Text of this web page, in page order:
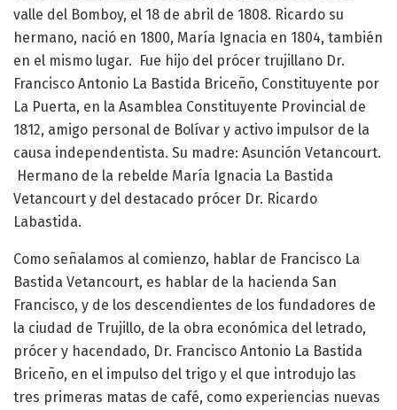
valle del Bomboy, el 18 de abril de 1808. Ricardo su
hermano, nació en 1800, María Ignacia en 1804, también
en el mismo lugar. Fue hijo del prócer trujillano Dr.
Francisco Antonio La Bastida Briceño, Constituyente por
La Puerta, en la Asamblea Constituyente Provincial de
1812, amigo personal de Bolívar y activo impulsor de la
causa independentista. Su madre: Asunción Vetancourt.
Hermano de la rebelde María Ignacia La Bastida
Vetancourt y del destacado prócer Dr. Ricardo
Labastida.
Como señalamos al comienzo, hablar de Francisco La
Bastida Vetancourt, es hablar de la hacienda San
Francisco, y de los descendientes de los fundadores de
la ciudad de Trujillo, de la obra económica del letrado,
prócer y hacendado, Dr. Francisco Antonio La Bastida
Briceño, en el impulso del trigo y el que introdujo las
tres primeras matas de café, como experiencias nuevas